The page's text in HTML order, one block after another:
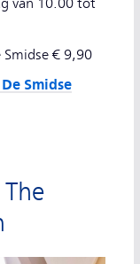
van 10.00 tot
Smidse € 9,90
Smidse